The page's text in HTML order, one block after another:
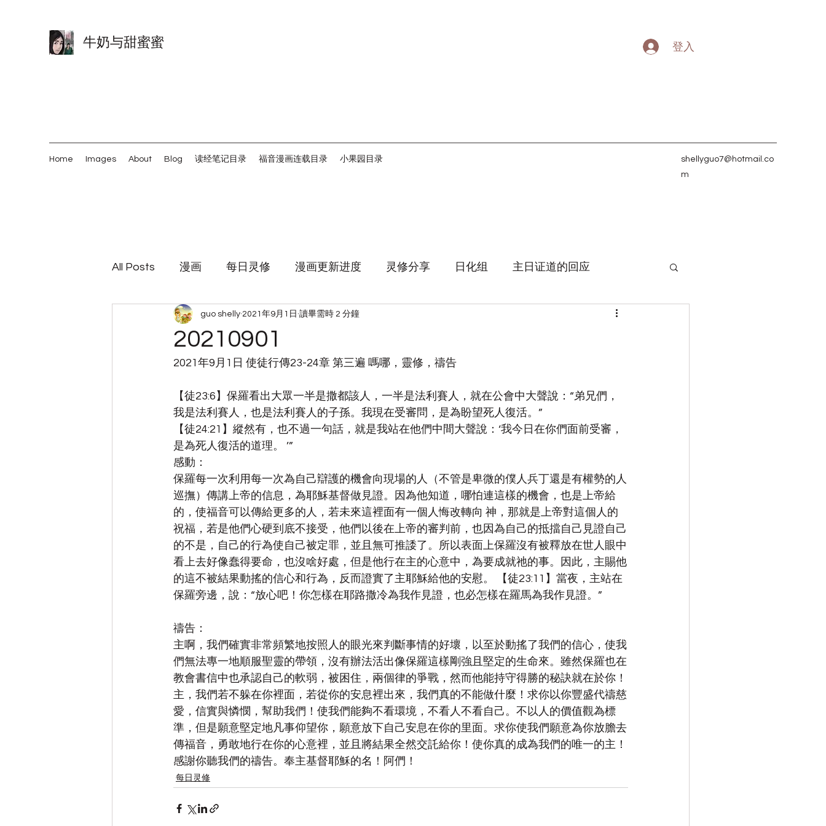
牛奶与甜蜜蜜 登入
Home Images About Blog 读经笔记目录 福音漫画连载目录 小果园目录
shellyguo7@hotmail.co
m
All Posts 漫画 每日灵修 漫画更新进度 灵修分享 日化组 主日证道的回应
周六查经小组笔记 带娃读经 宋典的日常
20210901
guo shelly 2021年9月1日 讀畢需時 2 分鐘
2021年9月1日 使徒行傳23-24章 第三遍 嗎哪，靈修，禱告
【徒23:6】保羅看出大眾一半是撒都該人，一半是法利賽人，就在公會中大聲說：“弟兄們，
我是法利賽人，也是法利賽人的子孫。我現在受審問，是為盼望死人復活。”
【徒24:21】縱然有，也不過一句話，就是我站在他們中間大聲說：‘我今日在你們面前受審，
是為死人復活的道理。 ’”
感動：
保羅每一次利用每一次為自己辯護的機會向現場的人（不管是卑微的僕人兵丁還是有權勢的人
巡撫）傳講上帝的信息，為耶穌基督做見證。因為他知道，哪怕連這樣的機會，也是上帝給
的，使福音可以傳給更多的人，若未來這裡面有一個人悔改轉向 神，那就是上帝對這個人的
祝福，若是他們心硬到底不接受，他們以後在上帝的審判前，也因為自己的抵擋自己見證自己
的不是，自己的行為使自己被定罪，並且無可推諉了。所以表面上保羅沒有被釋放在世人眼中
看上去好像蠢得要命，也沒啥好處，但是他行在主的心意中，為要成就祂的事。因此，主賜他
的這不被結果動搖的信心和行為，反而證實了主耶穌給他的安慰。 【徒23:11】當夜，主站在
保羅旁邊，說：“放心吧！你怎樣在耶路撒冷為我作見證，也必怎樣在羅馬為我作見證。”
禱告：
主啊，我們確實非常頻繁地按照人的眼光來判斷事情的好壞，以至於動搖了我們的信心，使我
們無法專一地順服聖靈的帶領，沒有辦法活出像保羅這樣剛強且堅定的生命來。雖然保羅也在
教會書信中也承認自己的軟弱，被困住，兩個律的爭戰，然而他能持守得勝的秘訣就在於你！
主，我們若不躲在你裡面，若從你的安息裡出來，我們真的不能做什麼！求你以你豐盛代禱慈
愛，信實與憐憫，幫助我們！使我們能夠不看環境，不看人不看自己。不以人的價值觀為標
準，但是願意堅定地凡事仰望你，願意放下自己安息在你的里面。求你使我們願意為你放膽去
傳福音，勇敢地行在你的心意裡，並且將結果全然交託給你！使你真的成為我們的唯一的主！
感謝你聽我們的禱告。奉主基督耶穌的名！阿們！
每日灵修